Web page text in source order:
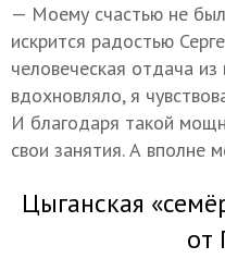
— Моему счастью не
искрится радостью
человеческая отдача
вдохновляло, я
И благодаря такой
свои занятия. А вполне
Цыганская
от